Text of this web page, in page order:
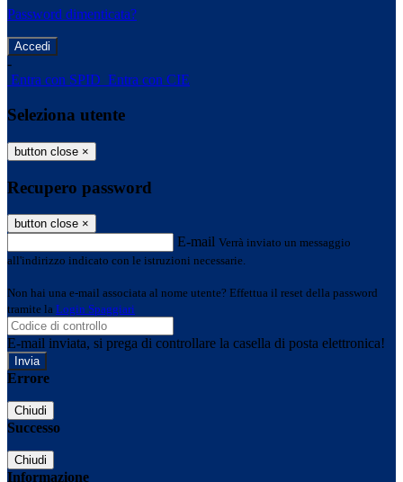
Password dimenticata?
-
Entra con SPID Entra con CIE
Seleziona utente
button close ×
Recupero password
button close ×
E-mail Verrà inviato un messaggio
all'indirizzo indicato con le istruzioni necessarie.
Non hai una e-mail associata al nome utente? Effettua il reset della password
tramite la Login Spaggiari
E-mail inviata, si prega di controllare la casella di posta elettronica!
Errore
Chiudi
Successo
Chiudi
Informazione